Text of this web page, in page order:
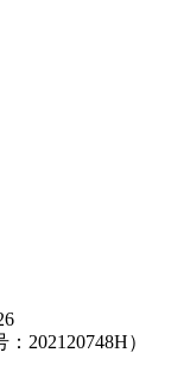
202120748H）